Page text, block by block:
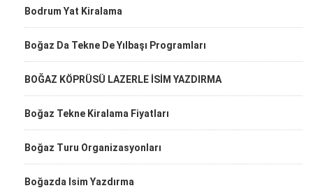
Bodrum Yat Kiralama
Boğaz Da Tekne De Yılbaşı Programları
BOĞAZ KÖPRÜSÜ LAZERLE İSİM YAZDIRMA
Boğaz Tekne Kiralama Fiyatları
Boğaz Turu Organizasyonları
Boğazda Isim Yazdırma